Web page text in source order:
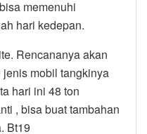
memenuhi
hari kedepan.
Rencananya akan
mobil tangkinya
hari ini 48 ton
, bisa buat tambahan
Bt19